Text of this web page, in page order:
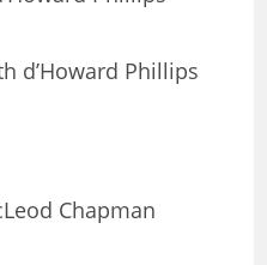
d’Howard Phillips
Chapman